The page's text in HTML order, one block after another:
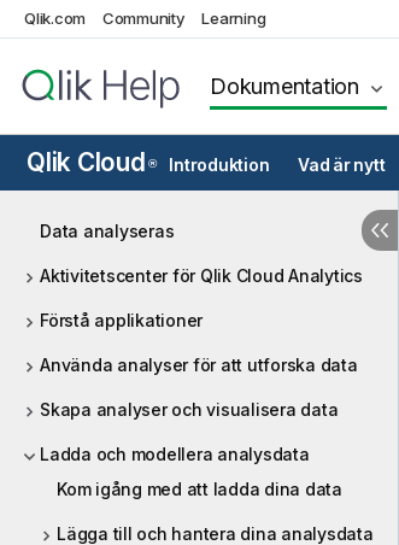
Qlik.com Community Learning
Dokumentation
Qlik Cloud ® Introduktion Vad är nytt
Data analyseras
Aktivitetscenter för Qlik Cloud Analytics
Förstå applikationer
Använda analyser för att utforska data
Skapa analyser och visualisera data
Ladda och modellera analysdata
Kom igång med att ladda dina data
Lägga till och hantera dina analysdata